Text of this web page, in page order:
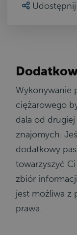
Udostępnij
Wykonywanie
ciężarowego
dala od
znajomych.
dodatkowy
towarzyszyć
zbiór
jest możliwa z
prawa.